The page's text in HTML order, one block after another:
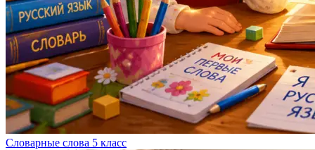
Словарные слова 5 класс